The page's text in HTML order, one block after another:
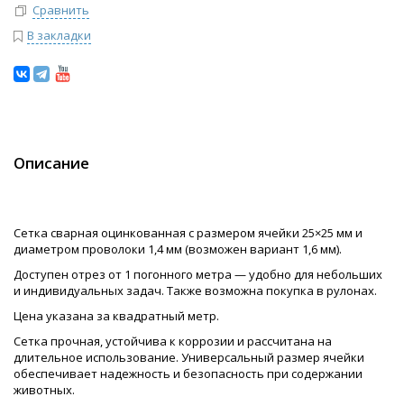
Сравнить
В закладки
Описание
Сетка сварная оцинкованная с размером ячейки 25×25 мм и
диаметром проволоки 1,4 мм (возможен вариант 1,6 мм).
Доступен отрез от 1 погонного метра — удобно для небольших
и индивидуальных задач. Также возможна покупка в рулонах.
Цена указана за квадратный метр.
Сетка прочная, устойчива к коррозии и рассчитана на
длительное использование. Универсальный размер ячейки
обеспечивает надежность и безопасность при содержании
животных.